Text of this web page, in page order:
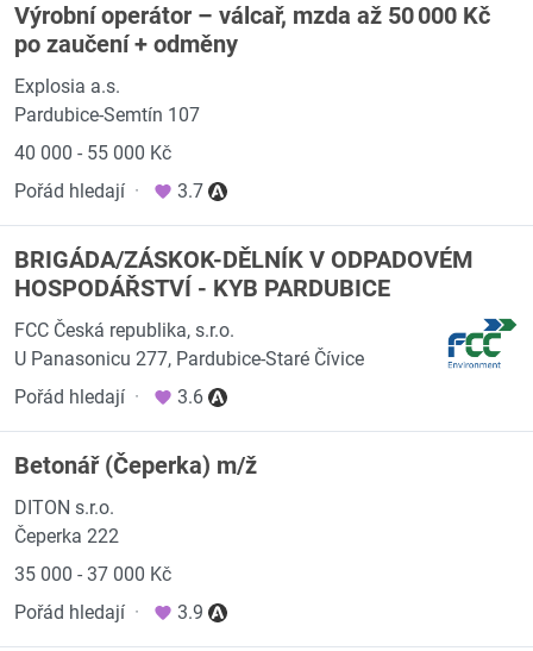
Výrobní operátor – válcař, mzda až 50 000 Kč
po zaučení + odměny
Explosia a.s.
Pardubice-Semtín 107
40 000 - 55 000 Kč
Pořád hledají · 3.7
BRIGÁDA/ZÁSKOK-DĚLNÍK V ODPADOVÉM
HOSPODÁŘSTVÍ - KYB PARDUBICE
FCC Česká republika, s.r.o.
U Panasonicu 277, Pardubice-Staré Čívice
Pořád hledají · 3.6
Betonář (Čeperka) m/ž
DITON s.r.o.
Čeperka 222
35 000 - 37 000 Kč
Pořád hledají · 3.9